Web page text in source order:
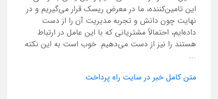
این تامین‌کننده، ما در معرض ریسک قرار می‌گیریم و در
نهایت چون دانش و تجربه مدیریت آن را از دست
داده‌ایم، احتمالاً مشتریانی که با این عامل در ارتباط
هستند را نیز از دست می‌دهیم. خوب است به این نکته
...
متن کامل خبر در سایت راه پرداخت